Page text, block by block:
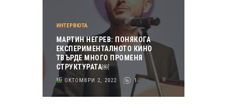
ИНТЕРВЮТА
МАРТИН НЕГРЕВ: ПОНЯКОГА
ЕКСПЕРИМЕНТАЛНОТО КИНО
ТВЪРДЕ МНОГО ПРОМЕНЯ
СТРУКТУРАТА￼
ОКТОМВРИ 2, 2022 1